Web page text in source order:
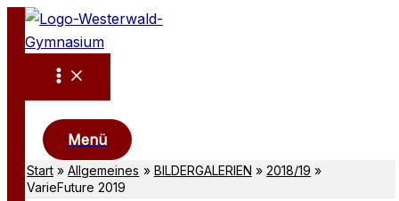
Zum
Inhalt
springen
Menü
Start Allgemeines BILDERGALERIEN
2018/19
VarieFuture 2019